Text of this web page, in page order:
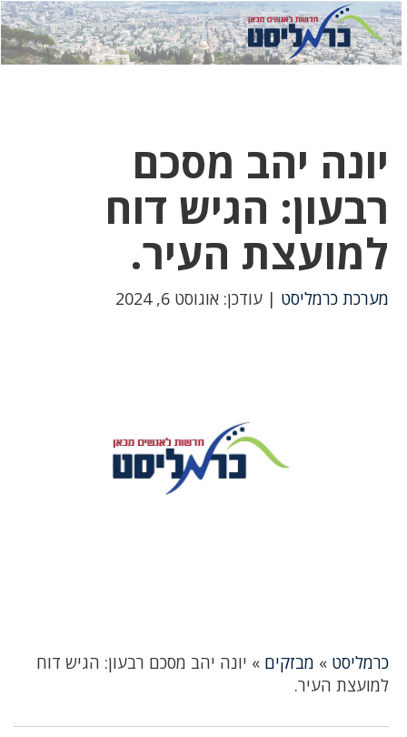
לחץ
כאן
לחץ
כדי
יונה יהב מסכם
רבעון: הגיש דוח
למועצת העיר.
מערכת כרמליסט | עודכן: אוגוסט 6, 2024
כרמליסט » מבזקים » יונה יהב מסכם רבעון: הגיש דוח
למועצת העיר.